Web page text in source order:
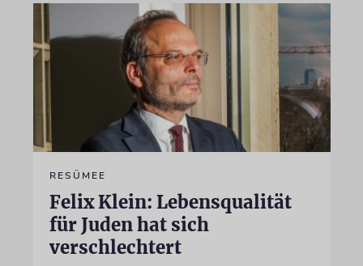
RESÜMEE
Felix Klein: Lebensqualität
für Juden hat sich
verschlechtert